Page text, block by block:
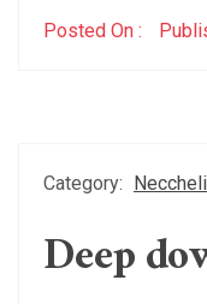
Posted On :
Category:
Deep